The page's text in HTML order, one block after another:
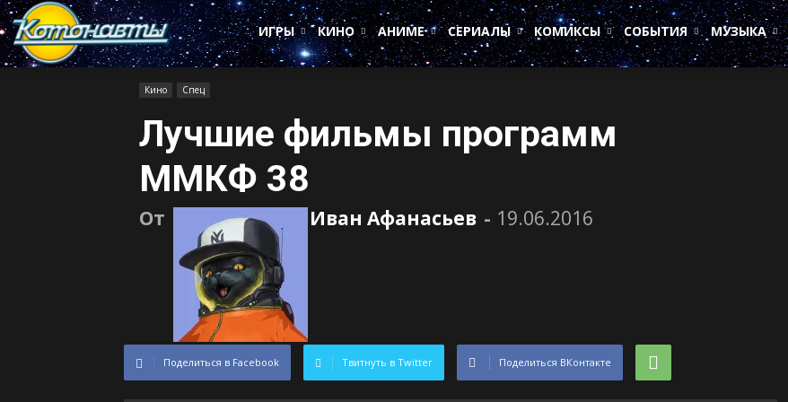
Котонавты
ИГРЫ
КИНО АНИМЕ СЕРИАЛЫ КОМИКСЫ СОБЫТИЯ МУЗЫКА
Кино Спец
Лучшие фильмы программ
ММКФ 38
От Иван Афанасьев - 19.06.2016
Поделиться в Facebook Твитнуть в Twitter Поделиться ВКонтакте